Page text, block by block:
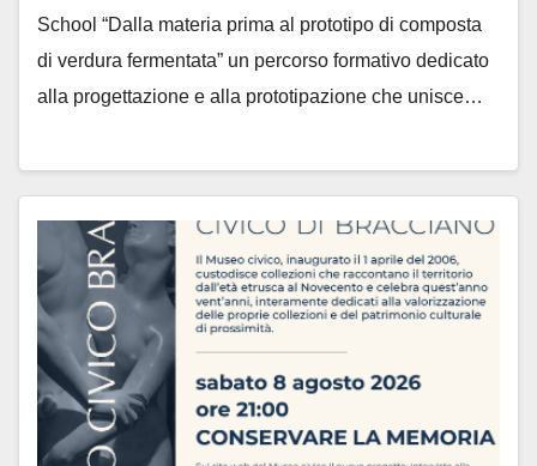
School “Dalla materia prima al prototipo di composta
di verdura fermentata” un percorso formativo dedicato
alla progettazione e alla prototipazione che unisce…